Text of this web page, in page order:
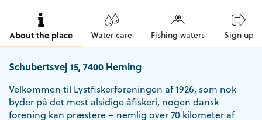
About the place Water care Fishing waters Sign up
Schubertsvej 15, 7400 Herning
Velkommen til Lystfiskerforeningen af 1926, som nok
byder på det mest alsidige åfiskeri, nogen dansk
forening kan præstere – nemlig over 70 kilometer af